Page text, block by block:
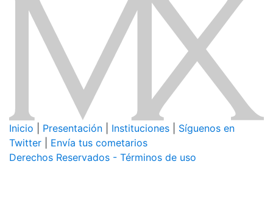
Inicio Presentación Instituciones
Síguenos en
Twitter
Envía tus cometarios
Derechos Reservados - Términos de uso